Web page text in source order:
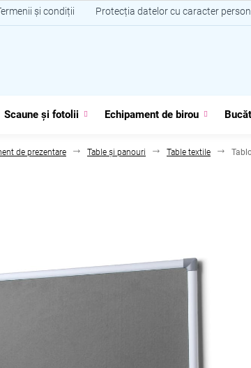
și condiții Protecția datelor cu caracter
Scaune și fotolii Echipament de birou
de prezentare Table și panouri Table textile